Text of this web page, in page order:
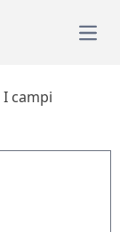
I campi